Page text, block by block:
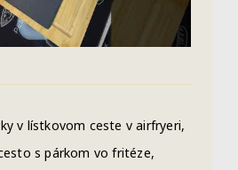
v lístkovom ceste v airfryeri,
s párkom vo fritéze,